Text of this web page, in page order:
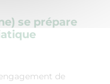
se prépare
de